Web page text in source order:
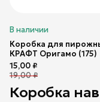
В наличии
Коробка для
КРАФТ Оригамо (175)
15,00₽
19,00₽
Коробка